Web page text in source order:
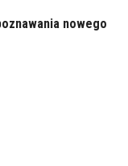
nowego